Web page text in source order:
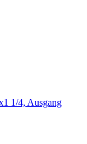
1/4, Ausgang